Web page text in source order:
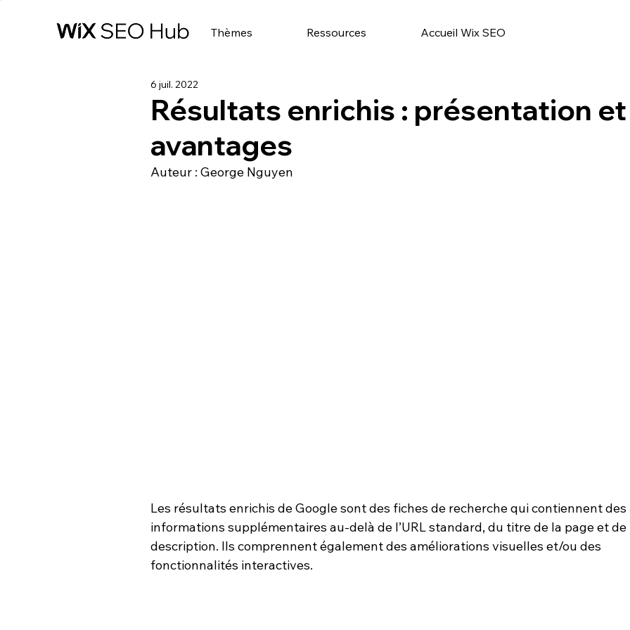
Thèmes Ressources Accueil Wix SEO
Résultats enrichis : présentation et
avantages
6 juil. 2022
Auteur : George Nguyen
Les résultats enrichis de Google sont des fiches de recherche qui contiennent des
informations supplémentaires au-delà de l’URL standard, du titre de la page et
description. Ils comprennent également des améliorations visuelles et/ou des
fonctionnalités interactives.